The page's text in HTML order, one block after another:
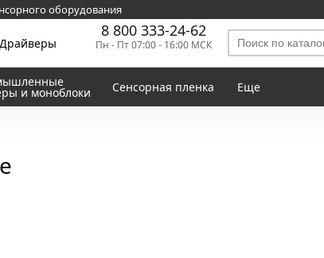
оборудования
Драйверы
8 800 333-24-62
Пн - Пт 07:00 - 16:00 МСК
и моноблоки Сенсорная пленка Еще